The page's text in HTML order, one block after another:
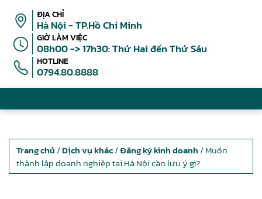
ĐỊA CHỈ
Hà Nội - TP.Hồ Chí Minh
GIỜ LÀM VIỆC
08h00 -> 17h30: Thứ Hai đến Thứ Sáu
HOTLINE
0794.80.8888
Trang chủ /Dịch vụ khác/Đăng ký kinh doanh / Muốn
thành lập doanh nghiệp tại Hà Nội cần lưu ý gì?